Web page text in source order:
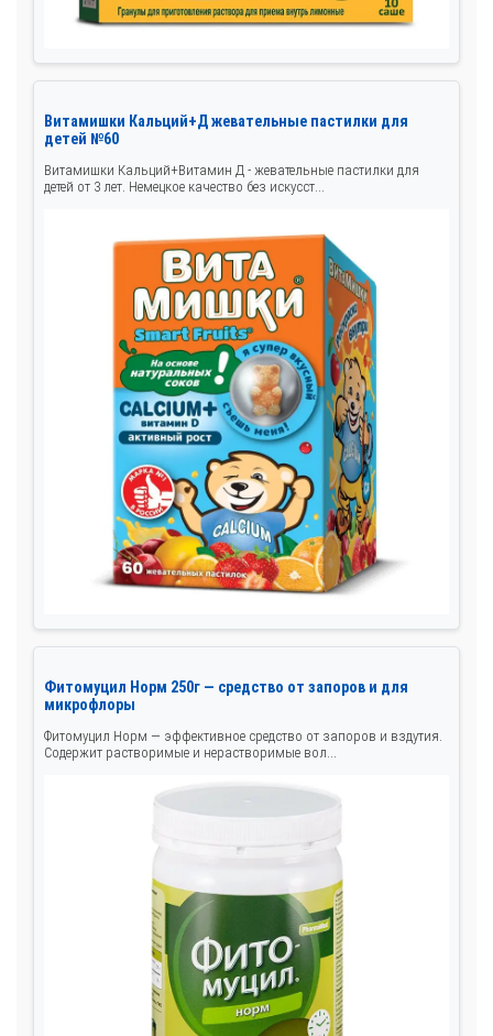
Витамишки Кальций+Д жевательные пастилки для
детей №60
Витамишки Кальций+Витамин Д - жевательные пастилки для
детей от 3 лет. Немецкое качество без искусст...
Фитомуцил Норм 250г — средство от запоров и для
микрофлоры
Фитомуцил Норм — эффективное средство от запоров и вздутия.
Содержит растворимые и нерастворимые вол...